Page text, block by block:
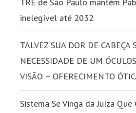
inelegível até 2032
TALVEZ SUA DOR DE CABEÇA
NECESSIDADE DE UM
VISÃO – OFERECIMENTO
Sistema Se Vinga da Juíza